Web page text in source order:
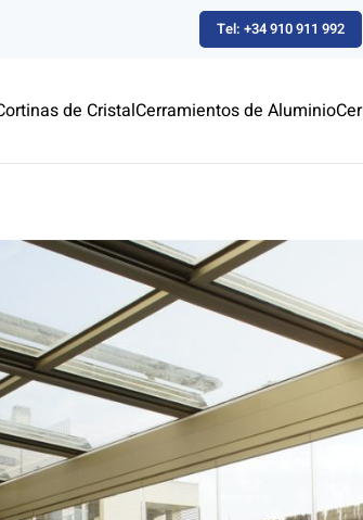
Tel: +34 910 911 992
de CristalCerramientos de Aluminio